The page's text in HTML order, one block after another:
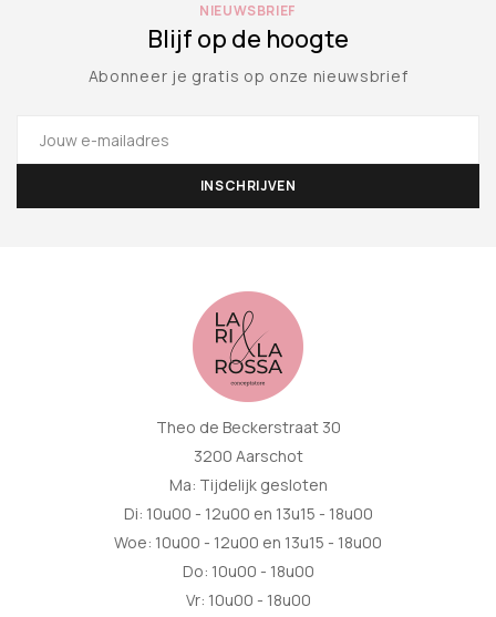
NIEUWSBRIEF
Blijf op de hoogte
Abonneer je gratis op onze nieuwsbrief
Theo de Beckerstraat 30
3200 Aarschot
Ma: Tijdelijk gesloten
Di: 10u00 - 12u00 en 13u15 - 18u00
Woe: 10u00 - 12u00 en 13u15 - 18u00
Do: 10u00 - 18u00
Vr: 10u00 - 18u00